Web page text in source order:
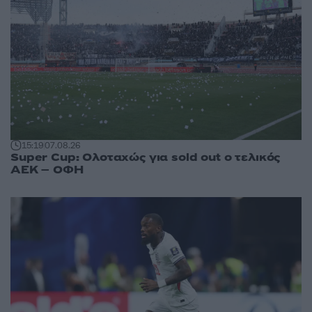
15:1907.08.26
Super Cup: Ολοταχώς για sold out ο τελικός
ΑΕΚ – ΟΦΗ